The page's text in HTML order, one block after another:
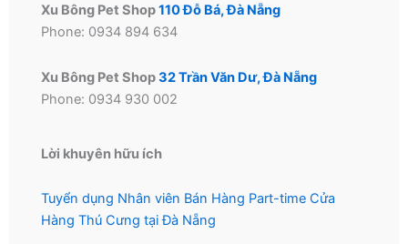
Xu Bông Pet Shop110 Đỗ Bá, Đà Nẵng
Phone: 0934 894 634
Xu Bông Pet Shop32 Trần Văn Dư, Đà Nẵng
Phone: 0934 930 002
Lời khuyên hữu ích
Tuyển dụng Nhân viên Bán Hàng Part-time Cửa
Hàng Thú Cưng tại Đà Nẵng